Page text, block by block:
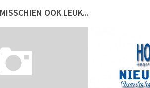
OOK LEUK...